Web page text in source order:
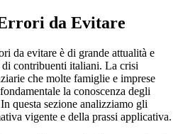
da Evitare
da evitare è di grande attualità e
di contribuenti italiani. La crisi
che molte famiglie e imprese
la conoscenza degli
questa sezione analizziamo gli
vigente e della prassi applicativa.